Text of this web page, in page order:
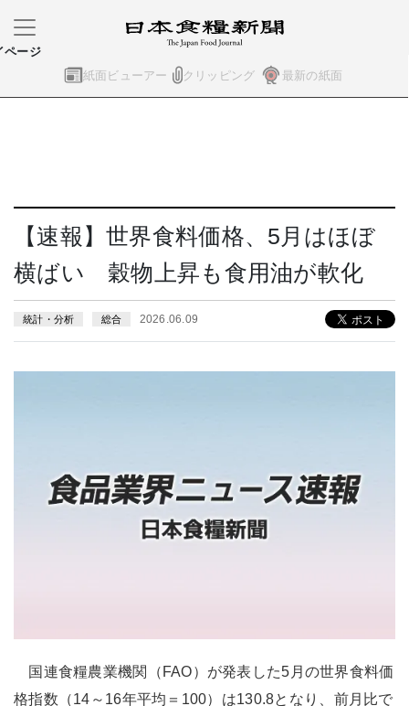
紙面ビューアー クリッピング 最新の紙面
ページ
【速報】世界食料価格、5月はほぼ
横ばい 穀物上昇も食用油が軟化
統計・分析 総合 2026.06.09
国連食糧農業機関（FAO）が発表した5月の世界食料価
格指数（14～16年平均＝100）は130.8となり、前月比で